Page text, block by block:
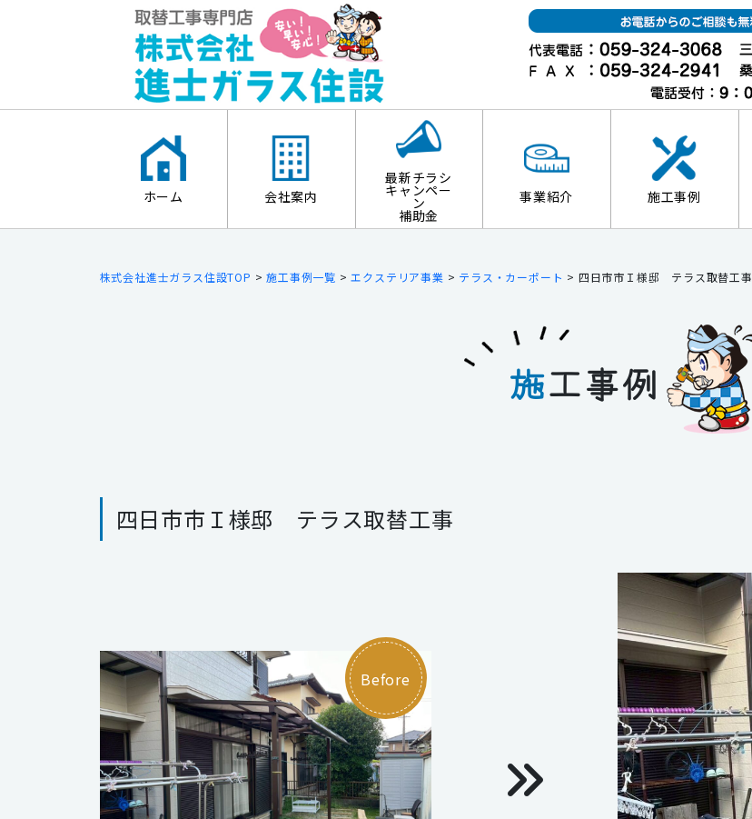
ホーム 会社案内
最新チラシ
キャンペー
ン
補助金
事業紹介 施工事例
株式会社進士ガラス住設TOP >施工事例一覧 >エクステリア事業 > テラス・カーポート > 四日市市Ｉ様邸 テラス取替工事
施工事例
四日市市Ｉ様邸 テラス取替工事
Before